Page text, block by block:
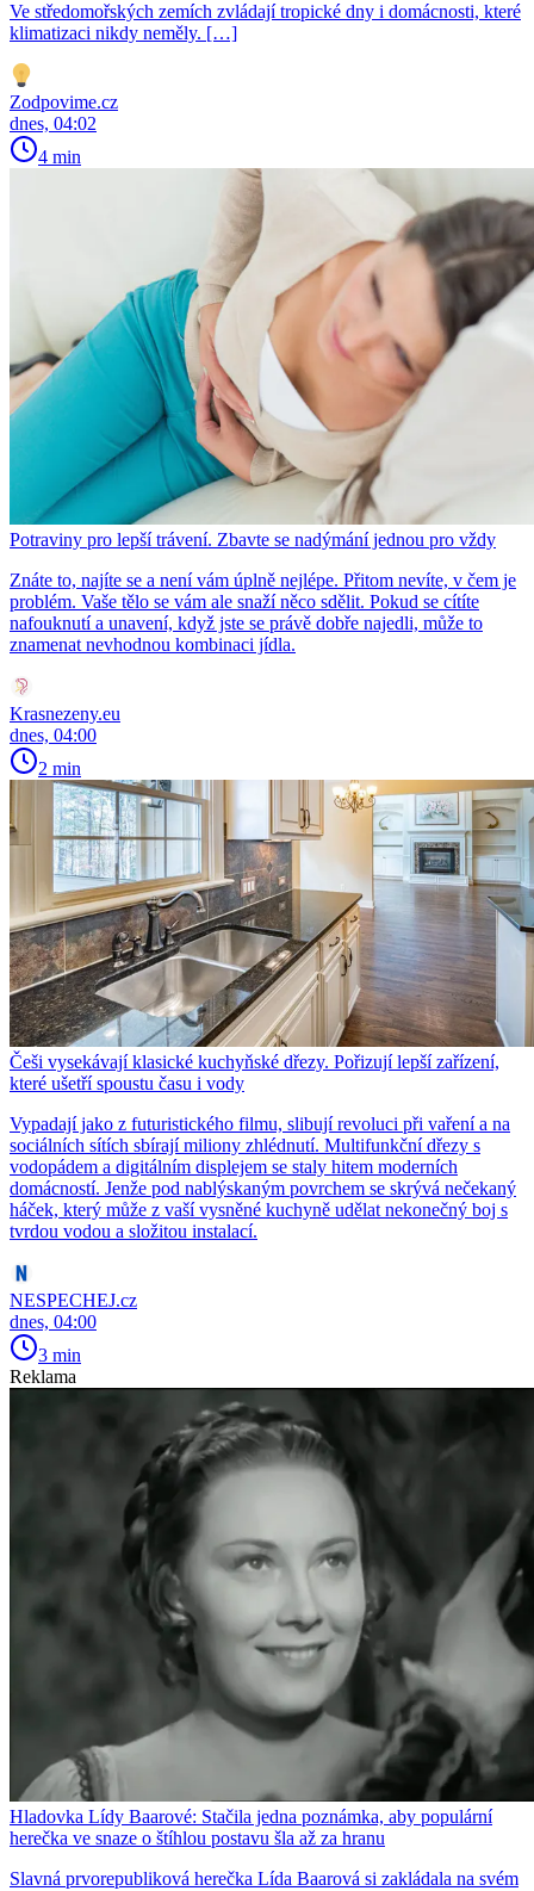
Ve středomořských zemích zvládají tropické dny i domácnosti, které
klimatizaci nikdy neměly. […]
Zodpovime.cz
dnes, 04:02
4 min
Potraviny pro lepší trávení. Zbavte se nadýmání jednou pro vždy
Znáte to, najíte se a není vám úplně nejlépe. Přitom nevíte, v čem je
problém. Vaše tělo se vám ale snaží něco sdělit. Pokud se cítíte
nafouknutí a unavení, když jste se právě dobře najedli, může to
znamenat nevhodnou kombinaci jídla.
Krasnezeny.eu
dnes, 04:00
2 min
Češi vysekávají klasické kuchyňské dřezy. Pořizují lepší zařízení,
které ušetří spoustu času i vody
Vypadají jako z futuristického filmu, slibují revoluci při vaření a na
sociálních sítích sbírají miliony zhlédnutí. Multifunkční dřezy s
vodopádem a digitálním displejem se staly hitem moderních
domácností. Jenže pod nablýskaným povrchem se skrývá nečekaný
háček, který může z vaší vysněné kuchyně udělat nekonečný boj s
tvrdou vodou a složitou instalací.
NESPECHEJ.cz
dnes, 04:00
3 min
Reklama
Hladovka Lídy Baarové: Stačila jedna poznámka, aby populární
herečka ve snaze o štíhlou postavu šla až za hranu
Slavná prvorepubliková herečka Lída Baarová si zakládala na svém